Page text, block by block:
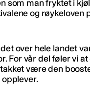
som man fryktet i
og røykeloven
over hele landet
For vår del føler vi
være den
opplever.